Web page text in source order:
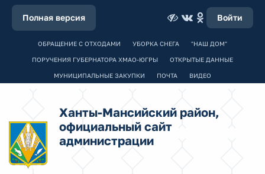
Полная версия Войти
ОБРАЩЕНИЕ С ОТХОДАМИ УБОРКА СНЕГА "НАШ ДОМ"
ПОРУЧЕНИЯ ГУБЕРНАТОРА ХМАО-ЮГРЫ ОТКРЫТЫЕ ДАННЫЕ
МУНИЦИПАЛЬНЫЕ ЗАКУПКИ ПОЧТА ВИДЕО
Ханты-Мансийский район,
официальный сайт
администрации